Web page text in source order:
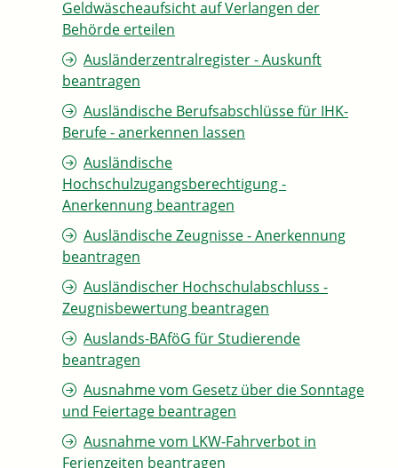
Geldwäscheaufsicht auf Verlangen der
Behörde erteilen
Ausländerzentralregister - Auskunft
beantragen
Ausländische Berufsabschlüsse für IHK-
Berufe - anerkennen lassen
Ausländische
Hochschulzugangsberechtigung -
Anerkennung beantragen
Ausländische Zeugnisse - Anerkennung
beantragen
Ausländischer Hochschulabschluss -
Zeugnisbewertung beantragen
Auslands-BAföG für Studierende
beantragen
Ausnahme vom Gesetz über die Sonntage
und Feiertage beantragen
Ausnahme vom LKW-Fahrverbot in
Ferienzeiten beantragen